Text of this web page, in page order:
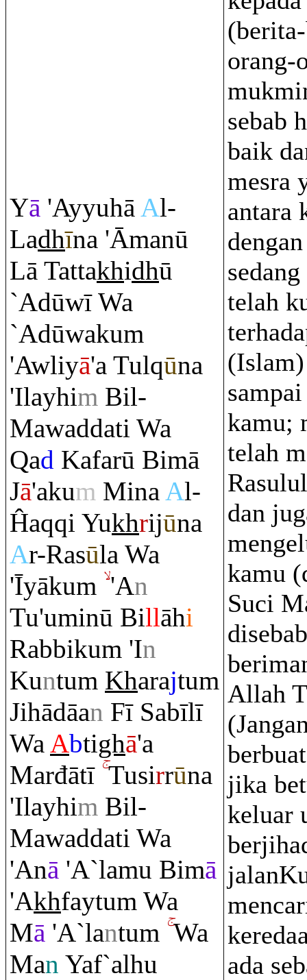
Yā 'AyyuhāAl-
Ladhīna 'Āmanū
Lā Tattakhidhū
`Adūwī Wa
`Adūwakum
'Awliyā'a Tulqūna
'Ilayhim Bil-
Mawaddati Wa
Qad Kafarū Bimā
Jā'akum MinaAl-
Ĥaqqi Yukhrijūna
Ar-Rasūla Wa
'Īyākum 'An
Tu'uminū Billāhi
Rabbikum 'In
Kuntum Kharajtum
Jihādāan Fī Sabīlī
WaAbtighā'a
Marđātī Tusirrūna
'Ilayhim Bil-
Mawaddati Wa
'Anā 'A`lamu Bimā
'Akhfaytum Wa
Mā 'A`lantum Wa
Man Yaf`alhu
orang-
sebab
baik
mesra
antara
telah
kamu;
telah
dan
kamu
Suci
Allah
jika
keluar
ada